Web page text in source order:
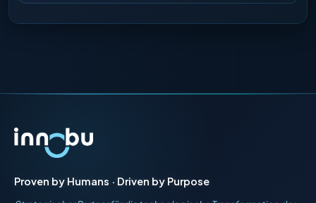
Proven by Humans · Driven by Purpose